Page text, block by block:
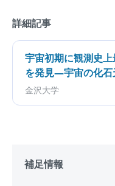
詳細記事
宇宙初期に観測史
を発見―宇宙の化
金沢大学
補足情報